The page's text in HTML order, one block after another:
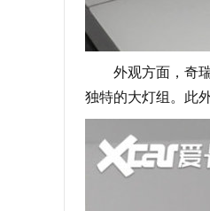
外观方面，奇瑞
独特的大灯组。此